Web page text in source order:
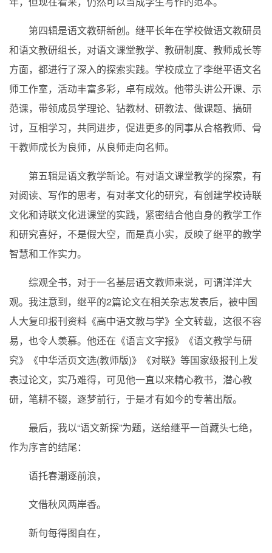
第四辑是语文教研新创。继平长年在学校做语文教研员
和语文教研组长，对语文课堂教学、教研制度、教师成长等
方面，都进行了深入的探索实践。学校成立了李继平语文名
师工作室，活动丰富多彩，卓有成效。他带头讲公开课、示
范课，带领成员学理论、钻教材、研教法、做课题、搞研
讨，互相学习，共同进步，促进更多的同事从合格教师、骨
干教师成长为良师，从良师走向名师。
第五辑是语文教学新论。有对语文课堂教学的探索，有
对阅读、写作的思考，有对孝文化的研究，有创建学校诗联
文化和诗联文化进课堂的实践，紧密结合他自身的教学工作
和研究喜好，不是假大空，而是真小实，反映了继平的教学
智慧和工作实力。
综观全书，对于一名基层语文教师来说，可谓洋洋大
观。我注意到，继平的2篇论文在相关杂志发表后，被中国
人大复印报刊资料《高中语文教与学》全文转载，这很不容
易，也令人羡慕。他还在《语言文字报》《语文教学与研
究》《中华活页文选(教师版)》《对联》等国家级报刊上发
表过论文，实乃难得，可见他一直以来精心教书，潜心教
研，笔耕不辍，逐梦前行，于是才有如今的专著出版。
最后，我以“语文新探”为题，送给继平一首藏头七绝，
作为序言的结尾：
语托春潮逐前浪，
文借秋风两岸香。
新句每得图自在，